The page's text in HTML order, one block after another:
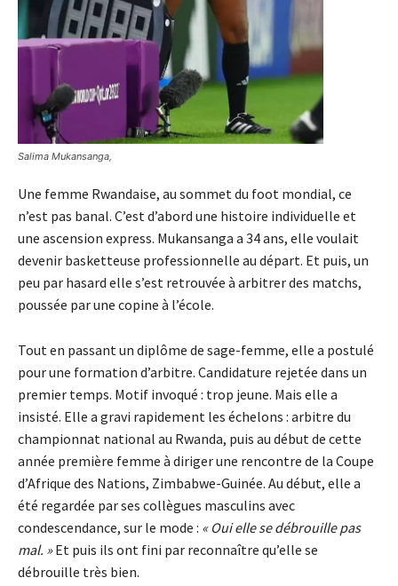
Salima Mukansanga,
Une femme Rwandaise, au sommet du foot mondial, ce
n’est pas banal. C’est d’abord une histoire individuelle et
une ascension express. Mukansanga a 34 ans, elle voulait
devenir basketteuse professionnelle au départ. Et puis, un
peu par hasard elle s’est retrouvée à arbitrer des matchs,
poussée par une copine à l’école.
Tout en passant un diplôme de sage-femme, elle a postulé
pour une formation d’arbitre. Candidature rejetée dans un
premier temps. Motif invoqué : trop jeune. Mais elle a
insisté. Elle a gravi rapidement les échelons : arbitre du
championnat national au Rwanda, puis au début de cette
année première femme à diriger une rencontre de la Coupe
d’Afrique des Nations, Zimbabwe-Guinée. Au début, elle a
été regardée par ses collègues masculins avec
condescendance, sur le mode : « Oui elle se débrouille pas
mal. »Et puis ils ont fini par reconnaître qu’elle se
débrouille très bien.